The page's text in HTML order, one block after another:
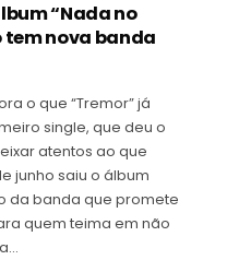
“Nada no
tem nova banda
o que “Tremor” já
single, que deu o
atentos ao que
junho saiu o álbum
da banda que promete
quem teima em não